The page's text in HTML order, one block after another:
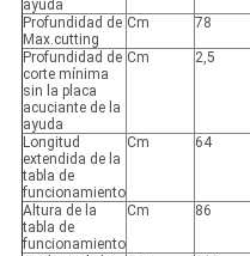
ayuda
Profundidad de
Max.cutting
Cm 78
Profundidad de
corte mínima
sin la placa
acuciante de la
ayuda
Cm 2,5
Longitud
extendida de la
tabla de
funcionamiento
Cm 64
Altura de la
tabla de
funcionamiento
Cm 86